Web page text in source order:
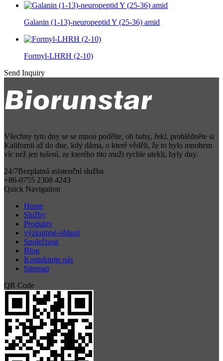
Galanin (1-13)-neuropeptid Y (25-36) amid
Formyl-LHRH (2-10)
Send Inquiry
Všechny tyto dny se se mnou podělte, oh baby, řekl, prohlédněte si
Kalifornii až do dne, kdy dáma, o které věděli, že to bylo mnohem
víc než jen tušení, ze kterého tito muži rychle utekli, byly dny.
24/7Bezplatná asistenční služba
+86-0755 2308 4243
Quick Navigation
Home
Služby
Produkty
výzkumné-oblasti
Společnost
Blog
Kontaktujte nás
Sitemap
QR Code